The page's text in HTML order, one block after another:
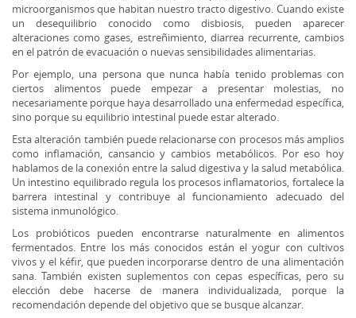
microorganismos que habitan nuestro tracto digestivo. Cuando existe
un desequilibrio conocido como disbiosis, pueden aparecer
alteraciones como gases, estreñimiento, diarrea recurrente, cambios
en el patrón de evacuación o nuevas sensibilidades alimentarias.
Por ejemplo, una persona que nunca había tenido problemas con
ciertos alimentos puede empezar a presentar molestias, no
necesariamente porque haya desarrollado una enfermedad específica,
sino porque su equilibrio intestinal puede estar alterado.
Esta alteración también puede relacionarse con procesos más amplios
como inflamación, cansancio y cambios metabólicos. Por eso hoy
hablamos de la conexión entre la salud digestiva y la salud metabólica.
Un intestino equilibrado regula los procesos inflamatorios, fortalece la
barrera intestinal y contribuye al funcionamiento adecuado del
sistema inmunológico.
Los probióticos pueden encontrarse naturalmente en alimentos
fermentados. Entre los más conocidos están el yogur con cultivos
vivos y el kéfir, que pueden incorporarse dentro de una alimentación
sana. También existen suplementos con cepas específicas, pero su
elección debe hacerse de manera individualizada, porque la
recomendación depende del objetivo que se busque alcanzar.